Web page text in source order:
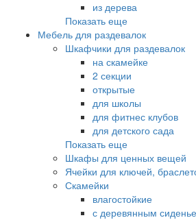
из дерева
Показать еще
Мебель для раздевалок
Шкафчики для раздевалок
на скамейке
2 секции
открытые
для школы
для фитнес клубов
для детского сада
Показать еще
Шкафы для ценных вещей
Ячейки для ключей,
Скамейки
влагостойкие
с деревянным